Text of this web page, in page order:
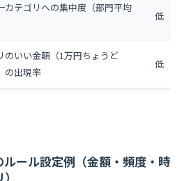
カテゴリへの集中度（部門平均
低
のいい金額（1万円ちょうど
の出現率
低
ルール設定例（金額・頻度・時